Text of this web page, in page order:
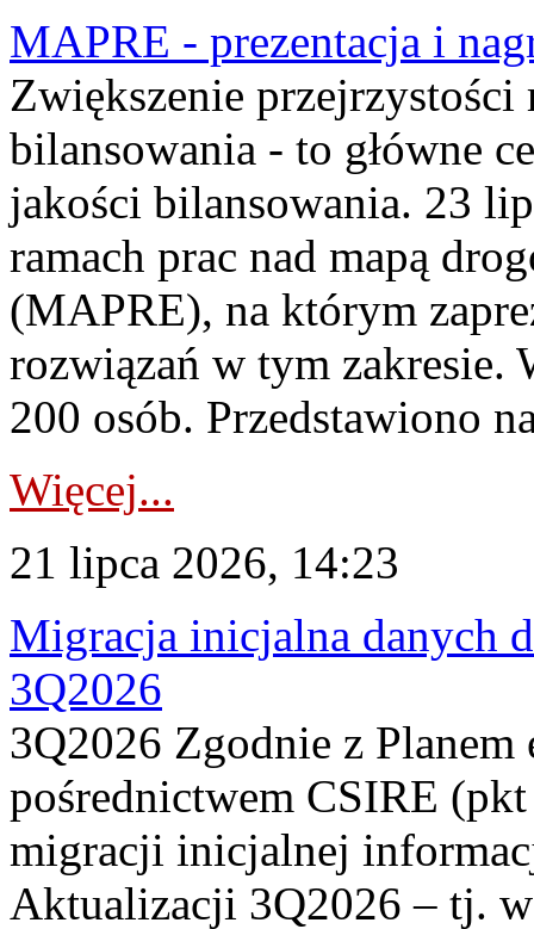
MAPRE - prezentacja i
Zwiększenie
bilansowania - to główne
jakości bilansowania. 23
ramach prac nad mapą
(MAPRE), na którym
rozwiązań w tym zakresie.
200 osób. Przedstawiono
Więcej...
21 lipca 2026, 14:23
Migracja inicjalna danych
3Q2026
3Q2026 Zgodnie z
pośrednictwem CSIRE
migracji inicjalnej
Aktualizacji 3Q2026 – tj.